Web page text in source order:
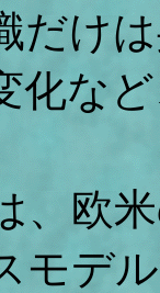
だけ
化な
、欧
モデ